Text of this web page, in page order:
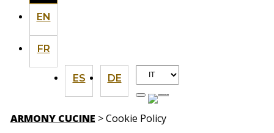
EN
FR
ES DE
Scegli
una
lingua
ARMONY CUCINE >Cookie Policy